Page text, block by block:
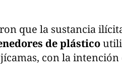
que la sustancia
de plástico
con la